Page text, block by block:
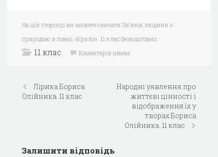
На цій сторінці ви можете скачати Зв’язок людини з
природою в поемі «Крило». 11 клас безкоштовно.
11 клас Коментарів немає
Лірика Бориса
Олійника. 11 клас
Народні уявлення про
життєві цінності і
відображення їх у
творах Бориса
Олійника. 11 клас
Залишити відповідь